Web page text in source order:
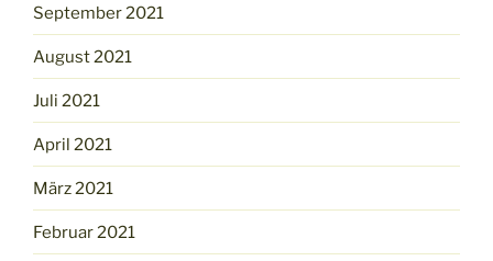
September 2021
August 2021
Juli 2021
April 2021
März 2021
Februar 2021